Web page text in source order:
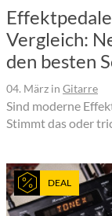
Vergleich:
den besten
04. März in Gitarre
Sind moderne
Stimmt das oder
DEAL